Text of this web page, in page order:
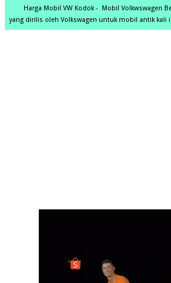
Harga Mobil VW Kodok - Mobil Volkwswagen
yang dirilis oleh Volkswagen untuk mobil antik kali